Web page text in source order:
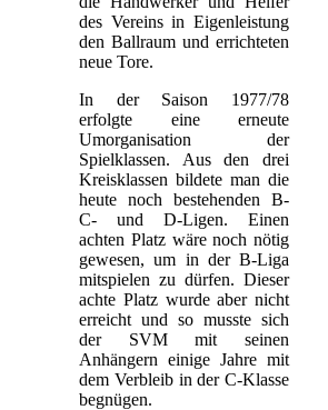
des Vereins in Eigenleistung
den Ballraum und errichteten
neue Tore.
In der Saison 1977/78
erfolgte eine erneute
Umorganisation der
Spielklassen. Aus den drei
Kreisklassen bildete man die
heute noch bestehenden B-
C- und D-Ligen. Einen
achten Platz wäre noch nötig
gewesen, um in der B-Liga
mitspielen zu dürfen. Dieser
achte Platz wurde aber nicht
erreicht und so musste sich
der SVM mit seinen
Anhängern einige Jahre mit
dem Verbleib in der C-Klasse
begnügen.